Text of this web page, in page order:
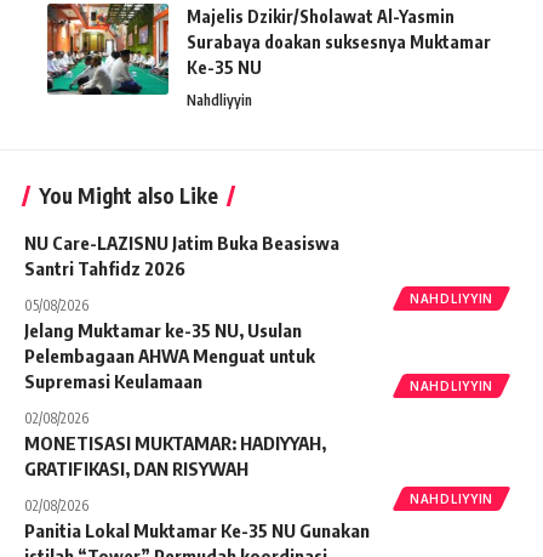
Majelis Dzikir/Sholawat Al-Yasmin
Surabaya doakan suksesnya Muktamar
Ke-35 NU
Nahdliyyin
You Might also Like
NAHDLIYYIN
NU Care-LAZISNU Jatim Buka Beasiswa
Santri Tahfidz 2026
05/08/2026
NAHDLIYYIN
Jelang Muktamar ke-35 NU, Usulan
Pelembagaan AHWA Menguat untuk
Supremasi Keulamaan
02/08/2026
NAHDLIYYIN
MONETISASI MUKTAMAR: HADIYYAH,
GRATIFIKASI, DAN RISYWAH
02/08/2026
Panitia Lokal Muktamar Ke-35 NU Gunakan